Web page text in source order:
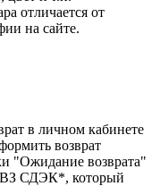
отличается от
на сайте.
в личном кабинете
возврат
"Ожидание возврата"
СДЭК*, который